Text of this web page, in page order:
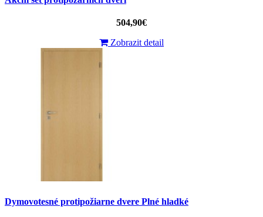
504,90€
Zobrazit detail
Dymovotesné protipožiarne dvere Plné hladké